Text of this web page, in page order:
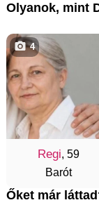
Olyanok, mint
Regi, 59
Barót
4
Őket már